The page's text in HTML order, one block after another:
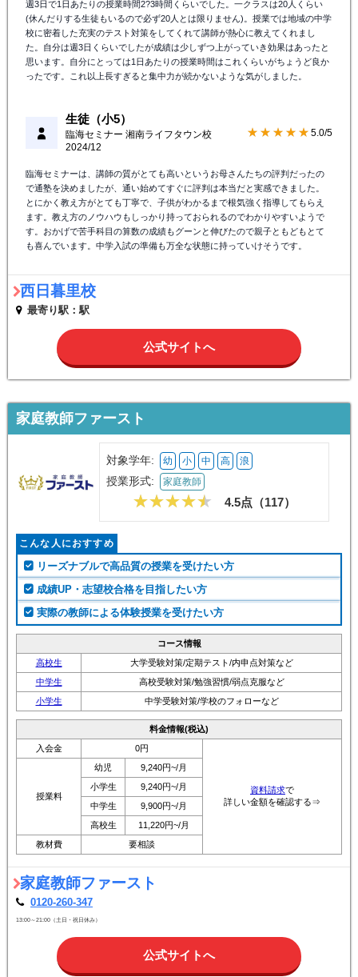
週3日で1日あたりの授業時間2?3時間くらいでした。一クラスは20人くらい
(休んだりする生徒もいるので必ず20人とは限りません)。授業では地域の中学
校に密着した充実のテスト対策をしてくれて講師が熱心に教えてくれまし
た。自分は週3日くらいでしたが成績は少しずつ上がっていき効果はあったと
思います。自分にとっては1日あたりの授業時間はこれくらいがちょうど良か
ったです。これ以上長すぎると集中力が続かないような気がしました。
生徒（小5）
臨海セミナー 湘南ライフタウン校
2024/12
★★★★★ 5.0/5
臨海セミナーは、講師の質がとても高いというお母さんたちの評判だったの
で通塾を決めましたが、通い始めてすぐに評判は本当だと実感できました。
とにかく教え方がとても丁寧で、子供がわかるまで根気強く指導してもらえ
ます。教え方のノウハウもしっかり持っておられるのでわかりやすいようで
す。おかげで苦手科目の算数の成績もグーンと伸びたので親子ともどもとて
も喜んでいます。中学入試の準備も万全な状態に持っていけそうです。
西日暮里校
最寄り駅：駅
公式サイトへ
家庭教師ファースト
対象学年: 幼 小 中 高 浪
授業形式: 家庭教師
4.5点（117）
こんな人におすすめ
リーズナブルで高品質の授業を受けたい方
成績UP・志望校合格を目指したい方
実際の教師による体験授業を受けたい方
コース情報
高校生
大学受験対策/定期テスト/内申点対策など
中学生
高校受験対策/勉強習慣/弱点克服など
小学生
中学受験対策/学校のフォローなど
料金情報(税込)
入会金
0円
資料請求で
詳しい金額を確認する⇒
授業料
幼児
9,240円~/月
小学生
9,240円~/月
中学生
9,900円~/月
高校生
11,220円~/月
教材費
要相談
家庭教師ファースト
0120-260-347
13:00～21:00（土日・祝日休み）
公式サイトへ